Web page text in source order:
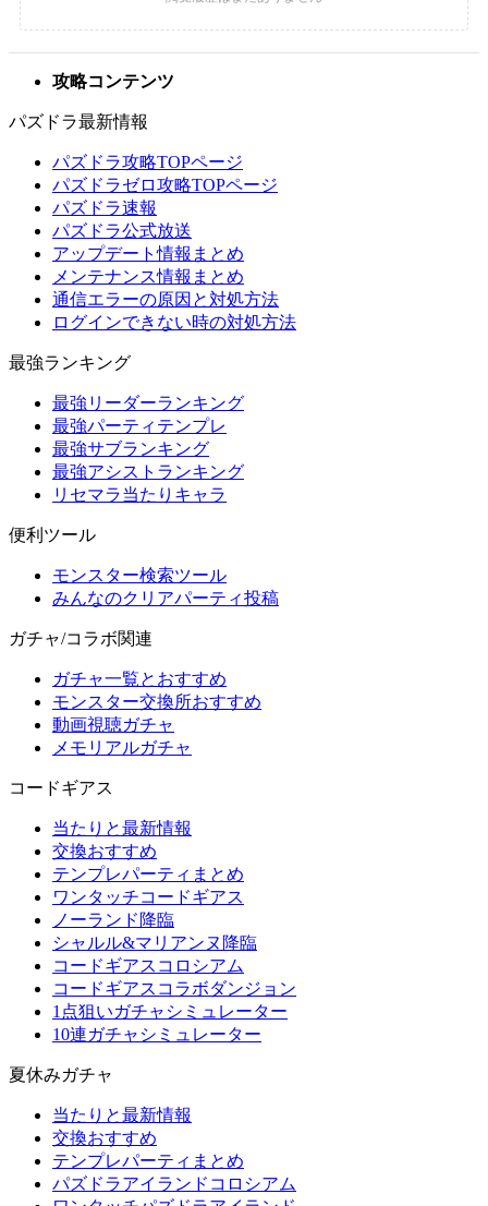
攻略コンテンツ
パズドラ最新情報
パズドラ攻略TOPページ
パズドラゼロ攻略TOPページ
パズドラ速報
パズドラ公式放送
アップデート情報まとめ
メンテナンス情報まとめ
通信エラーの原因と対処方法
ログインできない時の対処方法
最強ランキング
最強リーダーランキング
最強パーティテンプレ
最強サブランキング
最強アシストランキング
リセマラ当たりキャラ
便利ツール
モンスター検索ツール
みんなのクリアパーティ投稿
ガチャ/コラボ関連
ガチャ一覧とおすすめ
モンスター交換所おすすめ
動画視聴ガチャ
メモリアルガチャ
コードギアス
当たりと最新情報
交換おすすめ
テンプレパーティまとめ
ワンタッチコードギアス
ノーランド降臨
シャルル&マリアンヌ降臨
コードギアスコロシアム
コードギアスコラボダンジョン
1点狙いガチャシミュレーター
10連ガチャシミュレーター
夏休みガチャ
当たりと最新情報
交換おすすめ
テンプレパーティまとめ
パズドラアイランドコロシアム